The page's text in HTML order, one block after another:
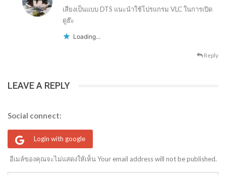
เสียงเป็นแบบ DTS แนะนำใช้โปรแกรม VLC ในการเปิด
ดูฮ๊ะ
Loading...
Reply
LEAVE A REPLY
Social connect:
Login with google
อีเมล์ของคุณจะไม่แสดงให้เห็น Your email address will not be published.